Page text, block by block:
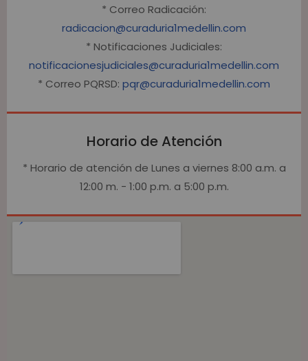
* Correo Radicación:
radicacion@curaduria1medellin.com
* Notificaciones Judiciales:
notificacionesjudiciales@curaduria1medellin.com
* Correo PQRSD: pqr@curaduria1medellin.com
Horario de Atención
* Horario de atención de Lunes a viernes 8:00 a.m. a
12:00 m. - 1:00 p.m. a 5:00 p.m.